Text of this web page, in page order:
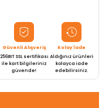
Güvenli Alışveriş
256BIT SSL sertifikası
ile kart bilgileriniz
güvende!
Kolay İade
Aldığınız ürünleri
kolayca iade
edebilirsiniz.